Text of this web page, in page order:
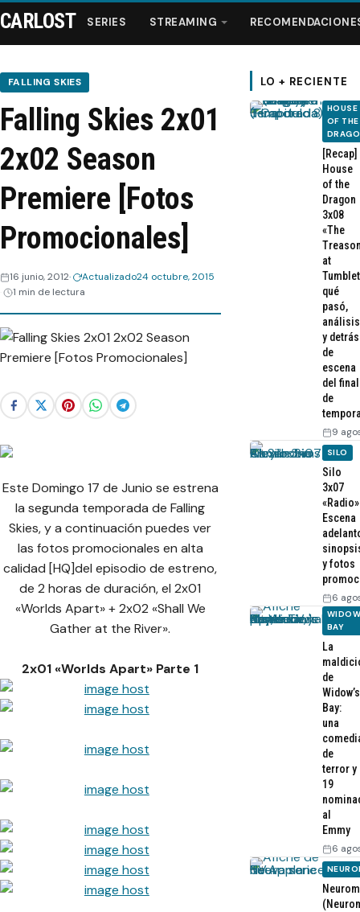
Series
Streaming
Recomendaciones
Webisodios
CARLOST SERIES STREAMING
FALLING SKIES
Falling Skies 2x01
2x02 Season
Premiere [Fotos
Promocionales]
16 junio, 2012 Actualizado24 octubre, 2015
1 min de lectura
Este Domingo 17 de Junio se estrena
la segunda temporada de Falling
Skies, y a continuación puedes ver
las fotos promocionales en alta
calidad [HQ]del episodio de estreno,
de 2 horas de duración, el 2x01
«Worlds Apart» + 2x02 «Shall We
Gather at the River».
2x01 «Worlds Apart» Parte 1
LO + RECIENTE
HOUSE
OF THE
[Recap]
House
of the
Dragon
3x08
«The
at
qué
pasó,
análisis
y detrás
de
escena
del final
de
9
SILO
Silo
3x07
Escena
y fotos
6
BAY
La
de
Widow’s
Bay:
una
de
terror y
19
al
Emmy
6